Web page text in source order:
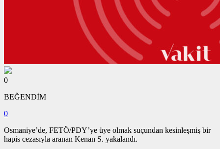
0
BEĞENDİM
0
Osmaniye’de, FETÖ/PDY’ye üye olmak suçundan kesinleşmiş bir
hapis cezasıyla aranan Kenan S. yakalandı.